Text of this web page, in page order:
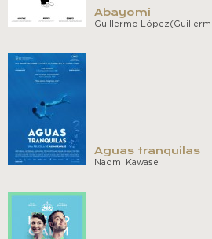
Abayomi
Guillermo
Aguas tranquilas
Naomi Kawase